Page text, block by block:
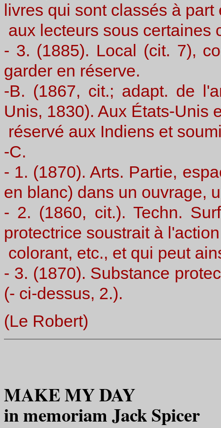
livres qui sont classés à
aux lecteurs sous certaines
- 3. (1885). Local (cit. 7),
garder en réserve.
-B. (1867, cit.; adapt. de
Unis, 1830). Aux États-Unis
réservé aux Indiens et
-C.
- 1. (1870). Arts. Partie,
en blanc) dans un ouvrage,
- 2. (1860, cit.). Techn.
protectrice soustrait à
colorant, etc., et qui peut
- 3. (1870). Substance
(- ci-dessus, 2.).
(Le Robert)
MAKE MY DAY
in memoriam Jack Spicer